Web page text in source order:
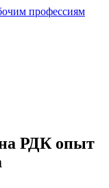
профессиям
РДК опыт